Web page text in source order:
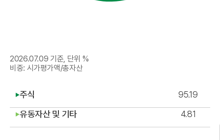
2026.07.09 기준, 단위 %
비중: 시가평가액/총자산
▶주식 95.19
▶유동자산 및 기타 4.81